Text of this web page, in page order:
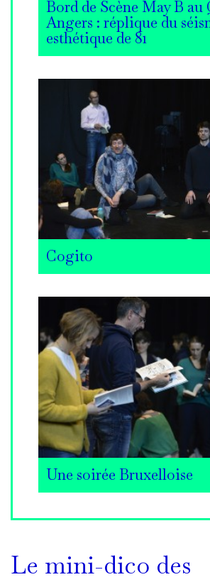
Bord de Scène May B au
Angers : réplique du
esthétique de 81
Cogito
Une soirée Bruxelloise
Le mini-dico des